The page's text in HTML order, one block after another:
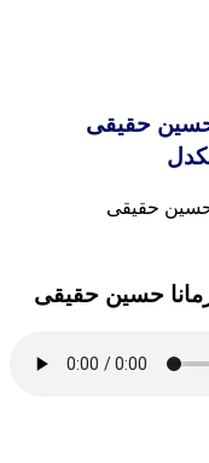
حقیقی
حسین حقیقی